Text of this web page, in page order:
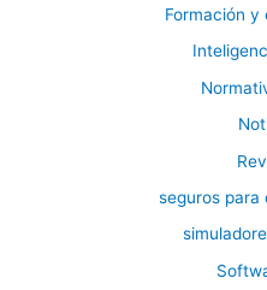
Formación y
seguros para